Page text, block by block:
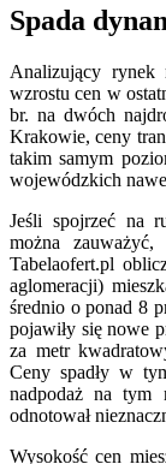
Spada
Analizujący rynek
wzrostu cen w
br. na dwóch
Krakowie, ceny
takim samym
wojewódzkich
Jeśli spojrzeć na
można
Tabelaofert.pl
aglomeracji)
średnio o ponad 8
pojawiły się nowe
za metr
Ceny spadły w
nadpodaż na tym
odnotował
Wysokość cen